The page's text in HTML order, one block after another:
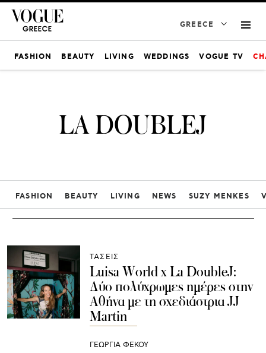
GREECE
FASHION BEAUTY LIVING WEDDINGS VOGUE TV
LA DOUBLEJ
FASHION BEAUTY LIVING NEWS SUZY MENKES
ΤΑΣΕΙΣ
Luisa World x La DoubleJ:
Δύο πολύχρωμες ημέρες στην
Αθήνα με τη σχεδιάστρια JJ
Martin
ΓΕΩΡΓΙΑ ΦΕΚΟΥ